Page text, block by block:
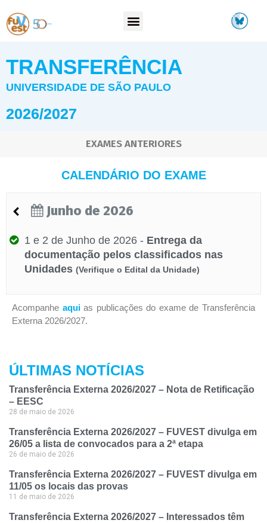
TRANSFERÊNCIA
UNIVERSIDADE DE SÃO PAULO
2026/2027
EXAMES ANTERIORES
CALENDÁRIO DO EXAME
  Junho de 2026
1 e 2 de Junho de 2026 - Entrega da
documentação pelos classificados nas
Unidades (Verifique o Edital da Unidade)
Acompanhe aquias publicações do exame de Transferência
Externa 2026/2027.
ÚLTIMAS NOTÍCIAS
Transferência Externa 2026/2027 – Nota de Retificação
– EESC
28 de maio de 2026
Transferência Externa 2026/2027 – FUVEST divulga em
26/05 a lista de convocados para a 2ª etapa
26 de maio de 2026
Transferência Externa 2026/2027 – FUVEST divulga em
11/05 os locais das provas
11 de maio de 2026
Transferência Externa 2026/2027 – Interessados têm